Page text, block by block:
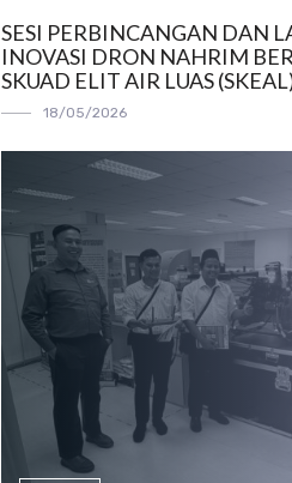
SESI PERBINCANGAN DAN
INOVASI DRON NAHRIM
SKUAD ELIT AIR LUAS
18/05/2026